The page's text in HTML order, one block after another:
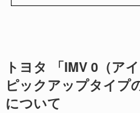
トヨタ 「IMV 0（ア
ピックアップタイプ
について